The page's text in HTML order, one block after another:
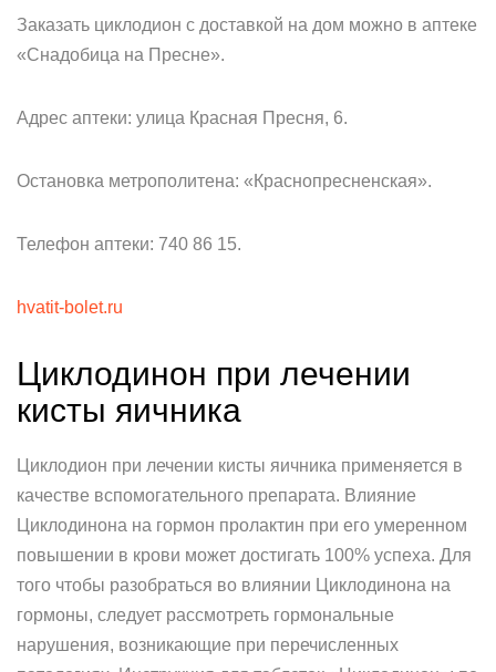
Заказать циклодион с доставкой на дом можно в аптеке
«Снадобица на Пресне».
Адрес аптеки: улица Красная Пресня, 6.
Остановка метрополитена: «Краснопресненская».
Телефон аптеки: 740 86 15.
hvatit-bolet.ru
Циклодинон при лечении
кисты яичника
Циклодион при лечении кисты яичника применяется в
качестве вспомогательного препарата. Влияние
Циклодинона на гормон пролактин при его умеренном
повышении в крови может достигать 100% успеха. Для
того чтобы разобраться во влиянии Циклодинона на
гормоны, следует рассмотреть гормональные
нарушения, возникающие при перечисленных